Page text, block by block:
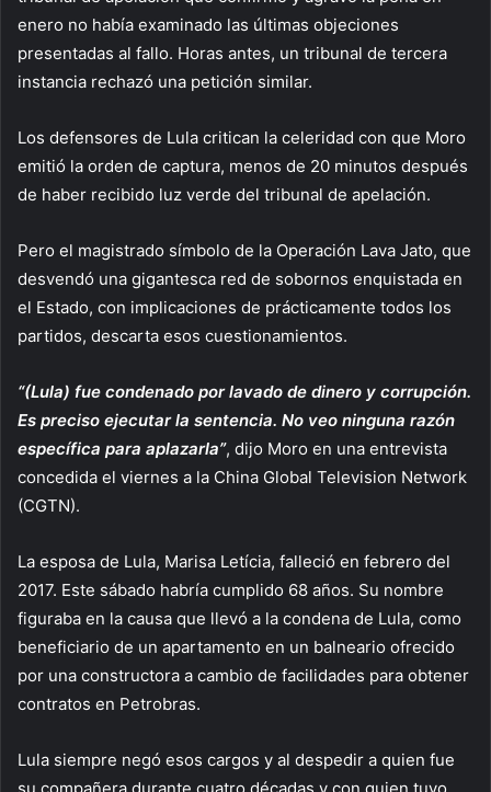
enero no había examinado las últimas objeciones
presentadas al fallo. Horas antes, un tribunal de tercera
instancia rechazó una petición similar.
Los defensores de Lula critican la celeridad con que Moro
emitió la orden de captura, menos de 20 minutos después
de haber recibido luz verde del tribunal de apelación.
Pero el magistrado símbolo de la Operación Lava Jato, que
desvendó una gigantesca red de sobornos enquistada en
el Estado, con implicaciones de prácticamente todos los
partidos, descarta esos cuestionamientos.
“(Lula) fue condenado por lavado de dinero y corrupción.
Es preciso ejecutar la sentencia. No veo ninguna razón
específica para aplazarla”, dijo Moro en una entrevista
concedida el viernes a la China Global Television Network
(CGTN).
La esposa de Lula, Marisa Letícia, falleció en febrero del
2017. Este sábado habría cumplido 68 años. Su nombre
figuraba en la causa que llevó a la condena de Lula, como
beneficiario de un apartamento en un balneario ofrecido
por una constructora a cambio de facilidades para obtener
contratos en Petrobras.
Lula siempre negó esos cargos y al despedir a quien fue